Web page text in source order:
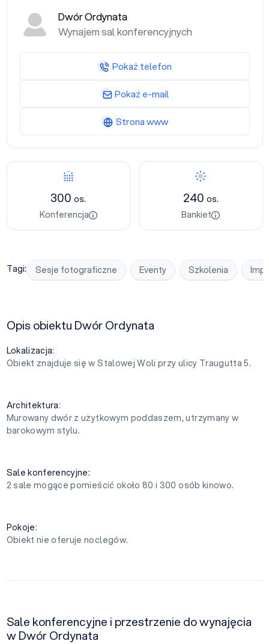
Konferencja
300os.
Konferencja
Bankiet
240 os.
Bankiet
Tagi: Sesje fotograficzne Eventy Szkolenia
Opis obiektu Dwór Ordynata
Lokalizacja:
Obiekt znajduje się w Stalowej Woli przy ulicy Traugutta 5.
Architektura:
Murowany dwór z użytkowym poddaszem, utrzymany w
barokowym stylu.
Sale konferencyjne:
2 sale mogące pomieścić około 80 i 300 osób kinowo.
Pokoje:
Obiekt nie oferuje noclegów.
Sale konferencyjne i przestrzenie do wynajęcia
w Dwór Ordynata
Dwór Ordynata
Wynajem sal konferencyjnych
Pokaż telefon
Pokaż e-mail
Strona www